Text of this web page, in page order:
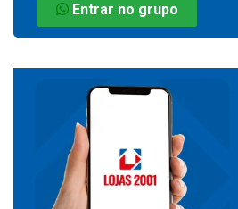
Entrar no grupo